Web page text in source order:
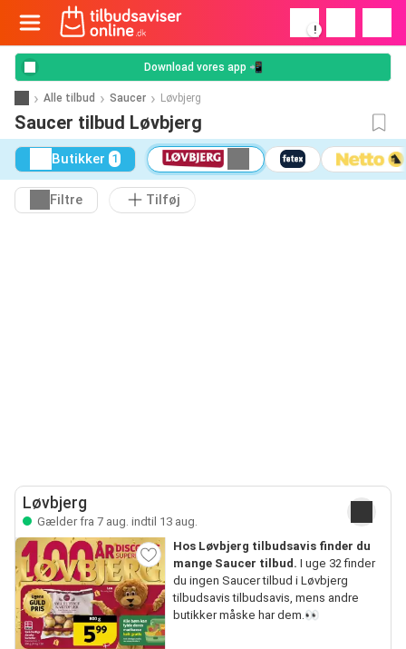
!
Download vores app 📲
Alle tilbud Saucer Løvbjerg
Saucer tilbud Løvbjerg
Butikker 1
Filtre Tilføj
Løvbjerg
Gælder fra 7 aug. indtil 13 aug.
Hos Løvbjerg tilbudsavis finder du
mange Saucer tilbud. I uge 32 finder
du ingen Saucer tilbud i Løvbjerg
tilbudsavis tilbudsavis, mens andre
butikker måske har dem.👀